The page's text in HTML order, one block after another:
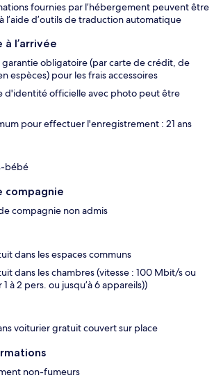
fournies par l’hébergement peuvent être
l’aide d’outils de traduction automatique
l’arrivée
obligatoire (par carte de crédit, de
espèces) pour les frais accessoires
d'identité officielle avec photo peut être
pour effectuer l'enregistrement : 21 ans
bébé
compagnie
compagnie non admis
dans les espaces communs
dans les chambres (vitesse : 100 Mbit/s ou
à 2 pers. ou jusqu’à 6 appareils))
voiturier gratuit couvert sur place
non-fumeurs